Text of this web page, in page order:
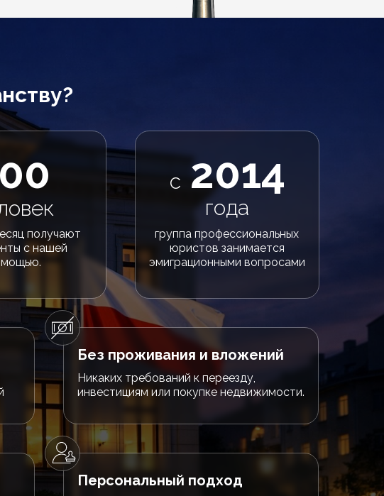
получают
с нашей
года
группа профессиональных
юристов занимается
эмиграционными вопросами
2014
с
Никаких требований к переезду,
инвестициям или покупке недвижимости.
Без проживания и вложений
Персональный подход